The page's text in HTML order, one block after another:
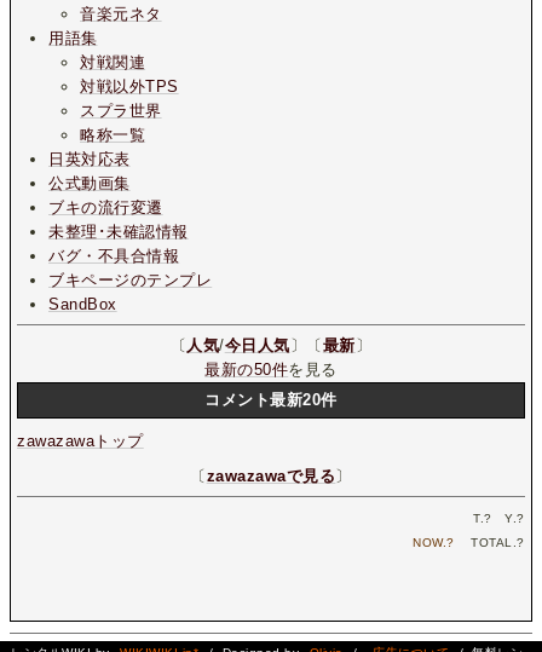
音楽元ネタ
用語集
対戦関連
対戦以外TPS
スプラ世界
略称一覧
日英対応表
公式動画集
ブキの流行変遷
未整理･未確認情報
バグ・不具合情報
ブキページのテンプレ
SandBox
〔 人気/今日人気 〕〔 最新 〕
最新の50件を見る
コメント最新20件
zawazawaトップ
〔 zawazawaで見る 〕
T.? Y.?
NOW.? TOTAL.?